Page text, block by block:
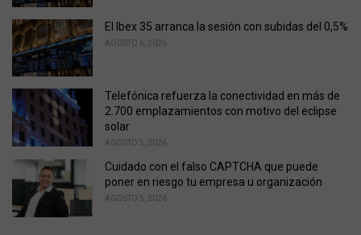
El Ibex 35 arranca la sesión con subidas del 0,5%
AGOSTO 6, 2026
Telefónica refuerza la conectividad en más de
2.700 emplazamientos con motivo del eclipse
solar
AGOSTO 5, 2026
Cuidado con el falso CAPTCHA que puede
poner en riesgo tu empresa u organización
AGOSTO 5, 2026